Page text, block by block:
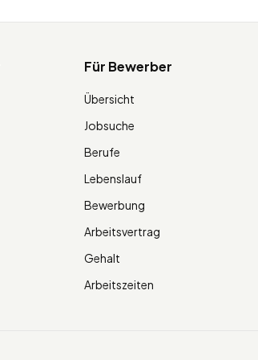
Für Bewerber
Übersicht
Jobsuche
Berufe
Lebenslauf
Bewerbung
Arbeitsvertrag
Gehalt
Arbeitszeiten